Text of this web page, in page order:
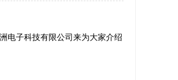
电子科技有限公司来为大家介绍